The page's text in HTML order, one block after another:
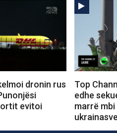
dronin rus
evitoi
Top
edhe
marrë
ukrainasve